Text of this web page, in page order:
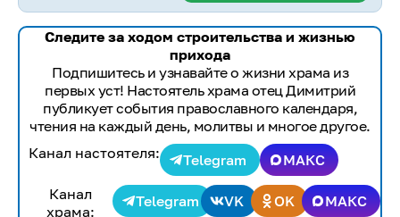
Следите за ходом строительства и жизнью
прихода
Подпишитесь и узнавайте о жизни храма из
первых уст! Настоятель храма отец Димитрий
публикует события православного календаря,
чтения на каждый день, молитвы и многое другое.
Канал настоятеля:
Telegram
МАКС
Канал
храма:
Telegram VK OK МАКС